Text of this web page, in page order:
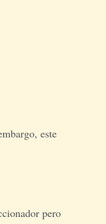
este
pero